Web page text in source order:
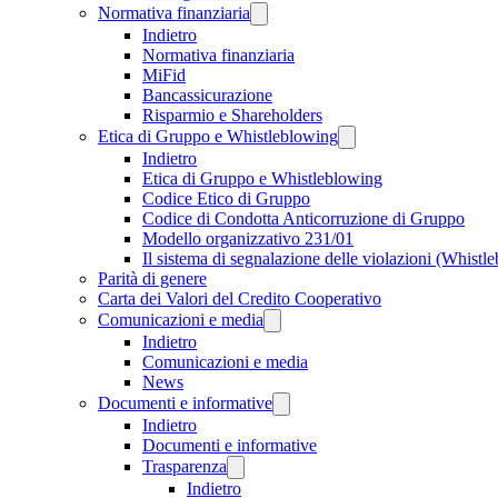
Normativa finanziaria
Indietro
Normativa finanziaria
MiFid
Bancassicurazione
Risparmio e Shareholders
Etica di Gruppo e Whistleblowing
Indietro
Etica di Gruppo e Whistleblowing
Codice Etico di Gruppo
Codice di Condotta Anticorruzione di Gruppo
Modello organizzativo 231/01
Il sistema di segnalazione delle violazioni
Parità di genere
Carta dei Valori del Credito Cooperativo
Comunicazioni e media
Indietro
Comunicazioni e media
News
Documenti e informative
Indietro
Documenti e informative
Trasparenza
Indietro